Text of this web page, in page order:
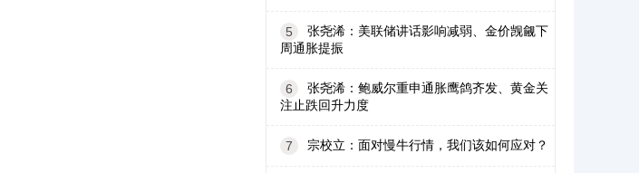
5
张尧浠：美联储讲话影响减弱、金价觊觎下
周通胀提振
6
张尧浠：鲍威尔重申通胀鹰鸽齐发、黄金关
注止跌回升力度
7 宗校立：面对慢牛行情，我们该如何应对？